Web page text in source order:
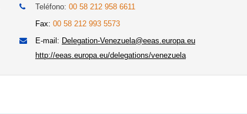
Teléfono: 00 58 212 958 6611
Fax: 00 58 212 993 5573
E-mail: Delegation-Venezuela@eeas.europa.eu
http://eeas.europa.eu/delegations/venezuela